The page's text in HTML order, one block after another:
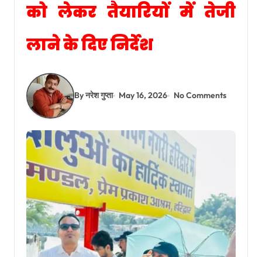
को लेकर तैयारियों में तेजी
लाने के दिए निर्देश
By नरेश गुप्ता May 16, 2026 No Comments